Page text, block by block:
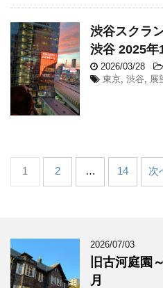
渋谷スクラ
渋谷 2025年
2026/03/28
東京, 渋谷, 展
1 2 … 14 次
2026/07/03
旧古河庭園
月